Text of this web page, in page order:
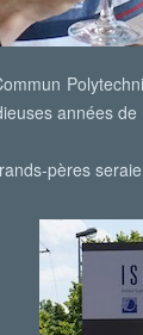
années
pères